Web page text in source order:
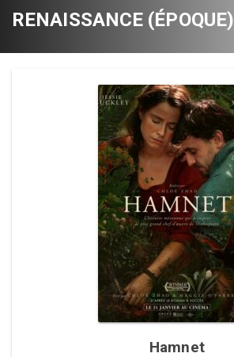
RENAISSANCE (ÉPOQUE)
Hamnet